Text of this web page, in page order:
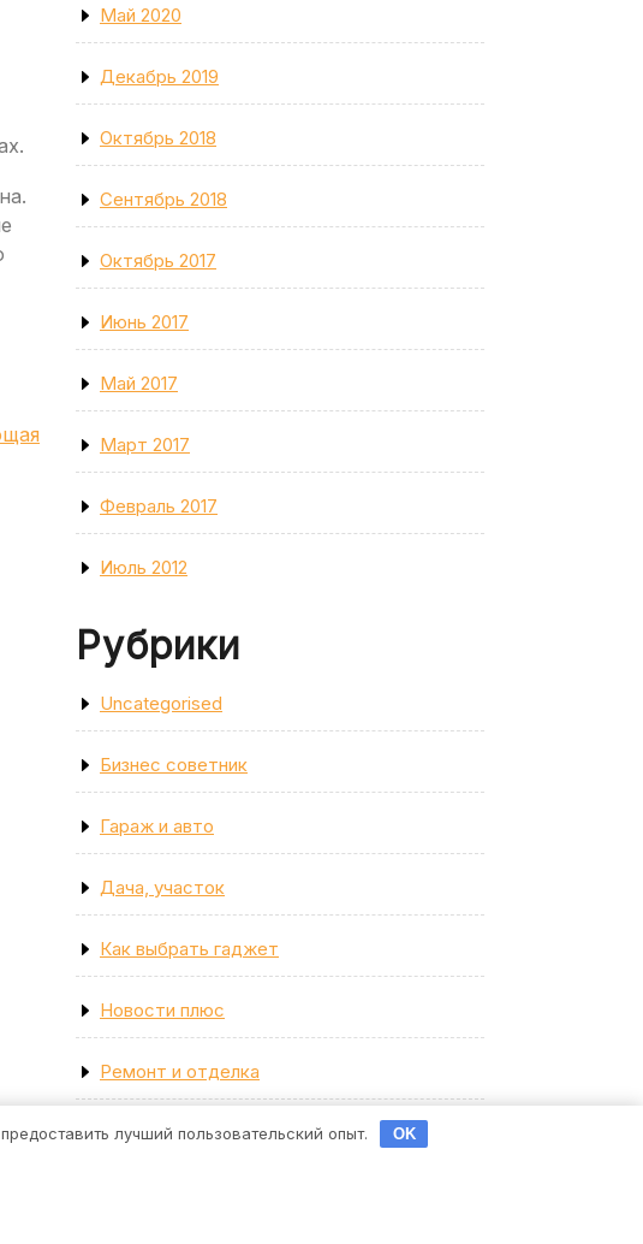
Май 2020
Декабрь 2019
Октябрь 2018
Сентябрь 2018
Октябрь 2017
Июнь 2017
Май 2017
Март 2017
Февраль 2017
Июль 2012
Рубрики
Uncategorised
Бизнес советник
Гараж и авто
Дача, участок
Как выбрать гаджет
Новости плюс
Ремонт и отделка
Строим дом сами
лучший пользовательский опыт. OK